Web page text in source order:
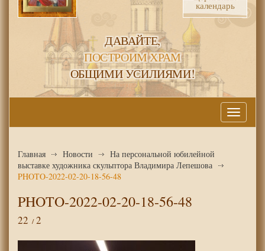
календарь
ДАВАЙТЕ,
ПОСТРОИМ ХРАМ
ОБЩИМИ УСИЛИЯМИ!
Меню
Главная Новости
На персональной юбилейной
выставке художника скульптора Владимира Лепешова
PHOTO-2022-02-20-18-56-48
PHOTO-2022-02-20-18-56-48
22 2